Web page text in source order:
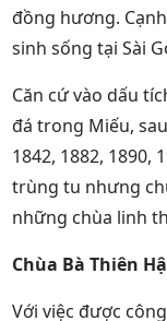
đồng hương.
sinh sống tại Sài
Căn cứ vào dấu
đá trong Miếu,
1842, 1882,
trùng tu nhưng
những chùa linh
Chùa Bà Thiên
Với việc được